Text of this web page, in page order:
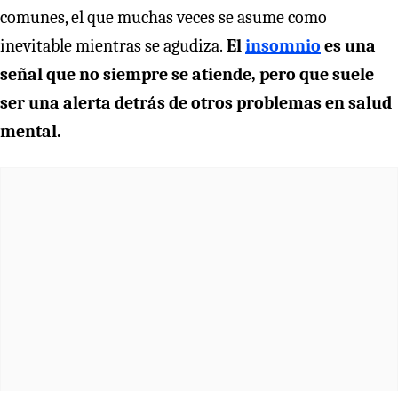
comunes, el que muchas veces se asume como
inevitable mientras se agudiza. Elinsomnio es una
señal que no siempre se atiende, pero que suele
ser una alerta detrás de otros problemas en salud
mental.